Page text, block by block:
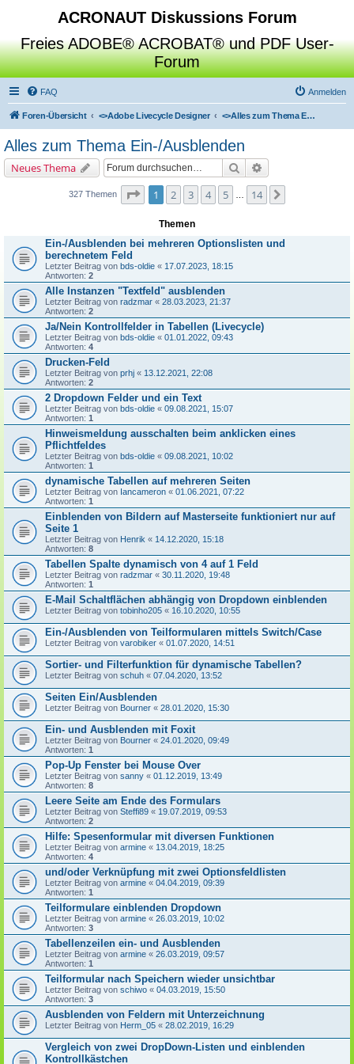
ACRONAUT Diskussions Forum
Freies ADOBE® ACROBAT® und PDF User-
Forum
FAQ Anmelden
Foren-Übersicht <>Adobe Livecycle Designer <>Alles zum Thema Ein-/Ausblenden
Alles zum Thema Ein-/Ausblenden
Neues Thema Suche
327 Themen Seite von
1 2 3 4 5 14
Themen
Ein-/Ausblenden bei mehreren Optionslisten und
berechnetem Feld
Letzter Beitrag von bds-oldie « 17.07.2023, 18:15
Antworten: 2
Alle Instanzen "Textfeld" ausblenden
Letzter Beitrag von radzmar « 28.03.2023, 21:37
Antworten: 2
Ja/Nein Kontrollfelder in Tabellen (Livecycle)
Letzter Beitrag von bds-oldie « 01.01.2022, 09:43
Antworten: 4
Drucken-Feld
Letzter Beitrag von prhj « 13.12.2021, 22:08
Antworten: 2
2 Dropdown Felder und ein Text
Letzter Beitrag von bds-oldie « 09.08.2021, 15:07
Antworten: 1
Hinweismeldung ausschalten beim anklicken eines
Pflichtfeldes
Letzter Beitrag von bds-oldie « 09.08.2021, 10:02
Antworten: 1
dynamische Tabellen auf mehreren Seiten
Letzter Beitrag von Iancameron « 01.06.2021, 07:22
Antworten: 1
Einblenden von Bildern auf Masterseite funktioniert nur auf
Seite 1
Letzter Beitrag von Henrik « 14.12.2020, 15:18
Antworten: 8
Tabellen Spalte dynamisch von 4 auf 1 Feld
Letzter Beitrag von radzmar « 30.11.2020, 19:48
Antworten: 1
E-Mail Schaltflächen abhängig von Dropdown einblenden
Letzter Beitrag von tobinho205 « 16.10.2020, 10:55
Ein-/Ausblenden von Teilformularen mittels Switch/Case
Letzter Beitrag von varobiker « 01.07.2020, 14:51
Sortier- und Filterfunktion für dynamische Tabellen?
Letzter Beitrag von schuh « 07.04.2020, 13:52
Seiten Ein/Ausblenden
Letzter Beitrag von Bourner « 28.01.2020, 15:30
Ein- und Ausblenden mit Foxit
Letzter Beitrag von Bourner « 24.01.2020, 09:49
Antworten: 1
Pop-Up Fenster bei Mouse Over
Letzter Beitrag von sanny « 01.12.2019, 13:49
Antworten: 8
Leere Seite am Ende des Formulars
Letzter Beitrag von Steffi89 « 19.07.2019, 09:53
Antworten: 2
Hilfe: Spesenformular mit diversen Funktionen
Letzter Beitrag von armine « 13.04.2019, 18:25
Antworten: 4
und/oder Verknüpfung mit zwei Optionsfeldlisten
Letzter Beitrag von armine « 04.04.2019, 09:39
Antworten: 1
Teilformulare einblenden Dropdown
Letzter Beitrag von armine « 26.03.2019, 10:02
Antworten: 3
Tabellenzeilen ein- und Ausblenden
Letzter Beitrag von armine « 26.03.2019, 09:57
Antworten: 1
Teilformular nach Speichern wieder unsichtbar
Letzter Beitrag von schiwo « 04.03.2019, 15:50
Antworten: 3
Ausblenden von Feldern mit Unterzeichnung
Letzter Beitrag von Herm_05 « 28.02.2019, 16:29
Vergleich von zwei DropDown-Listen und einblenden
Kontrollkästchen